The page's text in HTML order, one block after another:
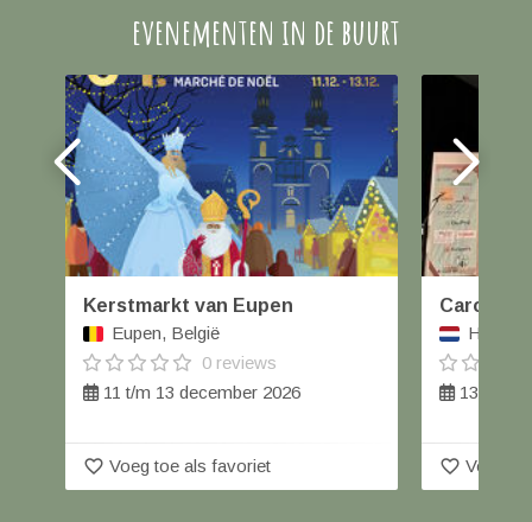
evenementen in de buurt
Kerstmarkt van Eupen
Eupen, België
0 reviews
11 t/m 13 december 2026
favorite_border Voeg toe als favoriet
Carolus
13
favorite_border Voeg